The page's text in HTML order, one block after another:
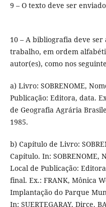
9 – O texto deve ser
10 – A bibliografia deve
trabalho, em ordem
autor(es), como nos
a) Livro: SOBRENOME,
Publicação: Editora, data.
de Geografia Agrária
1985.
b) Capítulo de Livro:
Capítulo. In:
Local de Publicação:
final. Ex.: FRANK, Mônica
Implantação do Parque
In: SUERTEGARAY, Dirce.